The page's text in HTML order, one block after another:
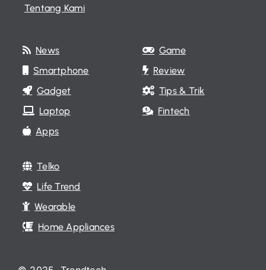
Tentang Kami
News
Smartphone
Gadget
Laptop
Apps
Game
Review
Tips & Trik
Fintech
Telko
Life Trend
Wearable
Home Appliances